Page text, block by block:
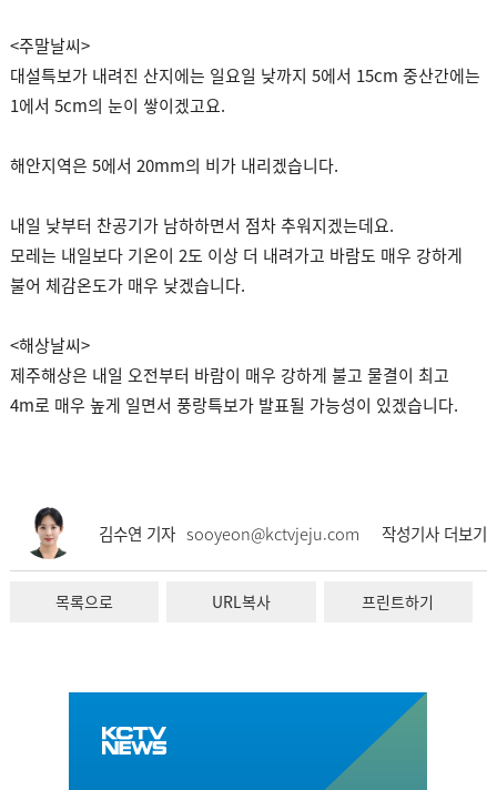
<주말날씨>
대설특보가 내려진 산지에는 일요일 낮까지 5에서 15cm 중산간에는
1에서 5cm의 눈이 쌓이겠고요.
해안지역은 5에서 20mm의 비가 내리겠습니다.
내일 낮부터 찬공기가 남하하면서 점차 추워지겠는데요.
모레는 내일보다 기온이 2도 이상 더 내려가고 바람도 매우 강하게
불어 체감온도가 매우 낮겠습니다.
<해상날씨>
제주해상은 내일 오전부터 바람이 매우 강하게 불고 물결이 최고
4m로 매우 높게 일면서 풍랑특보가 발표될 가능성이 있겠습니다.
김수연 기자 sooyeon@kctvjeju.com 작성기사 더보기
목록으로 URL복사 프린트하기